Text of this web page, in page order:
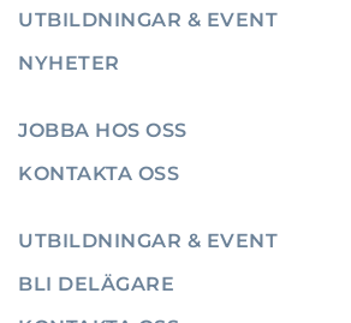
UTBILDNINGAR & EVENT
NYHETER
JOBBA HOS OSS
KONTAKTA OSS
UTBILDNINGAR & EVENT
BLI DELÄGARE